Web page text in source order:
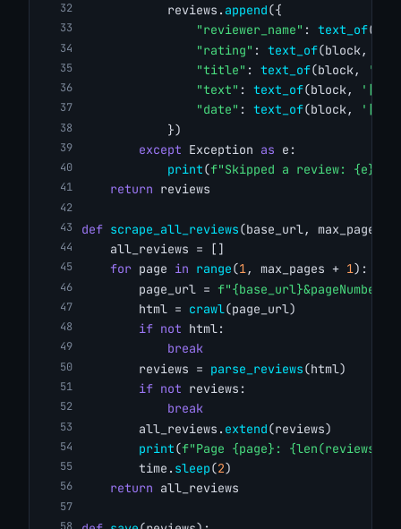
            reviews.
append({
"reviewer_name" : text_of
"rating" : text_of(block,
"title" : text_of(block,
"text" : text_of(block,
"date" : text_of(block,
            })
except Exception as e:
print(f"Skipped a review: {e}"
return reviews
def scrape_all_reviews(base_url, max_pages=
    all_reviews = []
for page in range(1, max_pages + 1):
        page_url =
        html =
crawl(page_url)
if not html:
break
        reviews =
parse_reviews(html)
if not reviews:
break
        all_reviews.
extend(reviews)
print(f"Page {page}: {len(reviews)}
        time.
sleep(2)
return all_reviews